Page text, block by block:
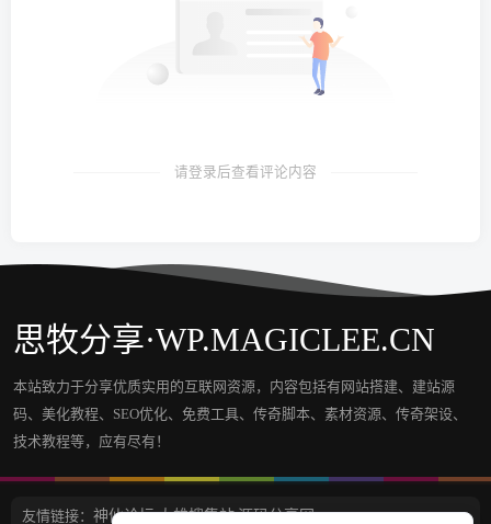
请登录后查看评论内容
思牧分享·WP.MAGICLEE.CN
本站致力于分享优质实用的互联网资源，内容包括有网站搭建、建站源
码、美化教程、SEO优化、免费工具、传奇脚本、素材资源、传奇架设、
技术教程等，应有尽有！
友情链接： 神仙论坛 大雄搜集站 源码分享网